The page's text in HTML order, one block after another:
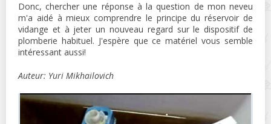
Donc, chercher une réponse à la question de mon neveu
m'a aidé à mieux comprendre le principe du réservoir de
vidange et à jeter un nouveau regard sur le dispositif de
plomberie habituel. J'espère que ce matériel vous semble
intéressant aussi!
Auteur: Yuri Mikhailovich